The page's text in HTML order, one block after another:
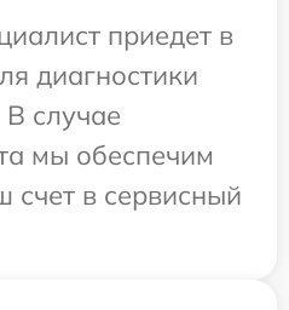
приедет в
диагностики
случае
мы обеспечим
счет в сервисный